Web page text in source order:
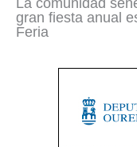
La comunidad
gran fiesta anual
Feria